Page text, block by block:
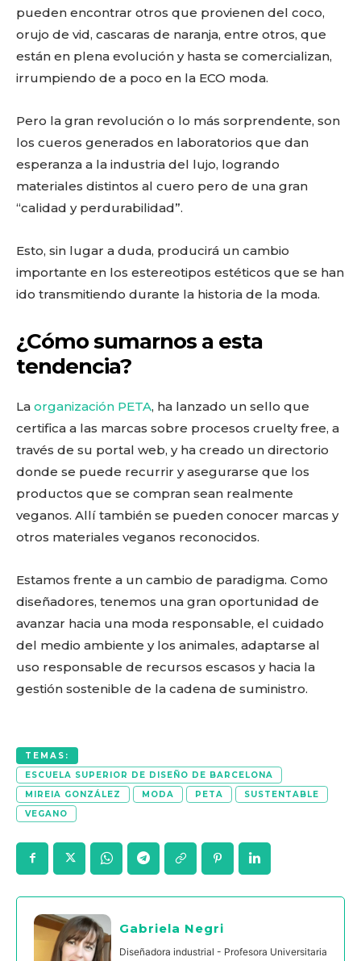
pueden encontrar otros que provienen del coco,
orujo de vid, cascaras de naranja, entre otros, que
están en plena evolución y hasta se comercializan,
irrumpiendo de a poco en la ECO moda.
Pero la gran revolución o lo más sorprendente, son
los cueros generados en laboratorios que dan
esperanza a la industria del lujo, logrando
materiales distintos al cuero pero de una gran
“calidad y perdurabilidad”.
Esto, sin lugar a duda, producirá un cambio
importante en los estereotipos estéticos que se han
ido transmitiendo durante la historia de la moda.
¿Cómo sumarnos a esta
tendencia?
La organización PETA, ha lanzado un sello que
certifica a las marcas sobre procesos cruelty free, a
través de su portal web, y ha creado un directorio
donde se puede recurrir y asegurarse que los
productos que se compran sean realmente
veganos. Allí también se pueden conocer marcas y
otros materiales veganos reconocidos.
Estamos frente a un cambio de paradigma. Como
diseñadores, tenemos una gran oportunidad de
avanzar hacia una moda responsable, el cuidado
del medio ambiente y los animales, adaptarse al
uso responsable de recursos escasos y hacia la
gestión sostenible de la cadena de suministro.
TEMAS:
ESCUELA SUPERIOR DE DISEÑO DE BARCELONA
MIREIA GONZÁLEZ
MODA PETA
SUSTENTABLE
VEGANO
Gabriela Negri
Diseñadora industrial - Profesora Universitaria